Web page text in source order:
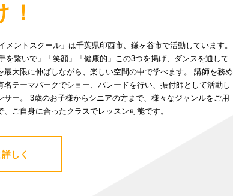
メントスクール」は千葉県印西市、鎌ヶ谷市で活動しています。
を繋いで」「笑顔」「健康的」この3つを掲げ、ダンスを通して
最大限に伸ばしながら、楽しい空間の中で学べます。 講師を務め
名テーマパークでショー、パレードを行い、振付師として活動し
サー。 3歳のお子様からシニアの方まで、様々なジャンルをご用
、ご自身に合ったクラスでレッスン可能です。
しく